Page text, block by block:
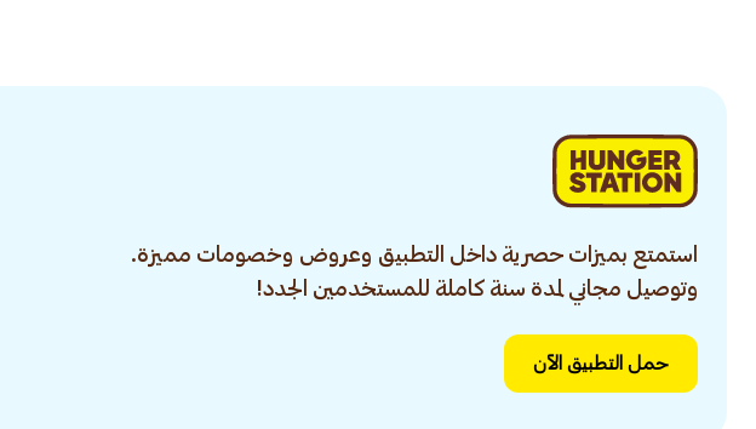
استمتع بميزات حصرية داخل التطبيق وعروض وخصومات مميزة.
وتوصيل مجاني لمدة سنة كاملة للمستخدمين الجدد!
حمل التطبيق الآن